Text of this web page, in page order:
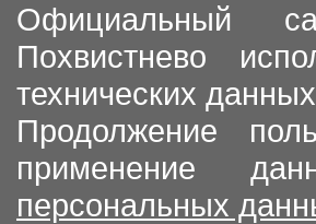
Официальный
Похвистнево
технических
Продолжение
применение
персональных